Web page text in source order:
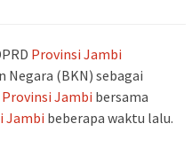
Provinsi Jambi
Negara (BKN) sebagai
Provinsi Jambi bersama
Jambi beberapa waktu lalu.